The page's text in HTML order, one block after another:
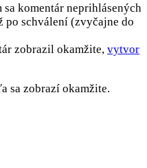
komentár neprihlásených
po schválení (zvyčajne do
zobrazil okamžite, vytvor
sa zobrazí okamžite.